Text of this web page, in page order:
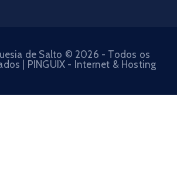
de Salto © 2026 - Todos os
| PINGUIX - Internet & Hosting